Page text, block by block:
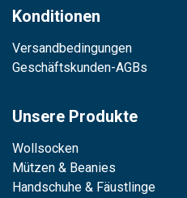
Konditionen
Versandbedingungen
Geschäftskunden-AGBs
Unsere Produkte
Wollsocken
Mützen & Beanies
Handschuhe & Fäustlinge